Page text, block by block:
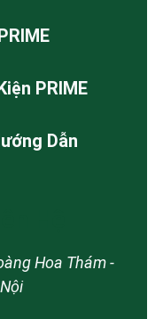
PRIME
Dẫn
Hoa Thám -